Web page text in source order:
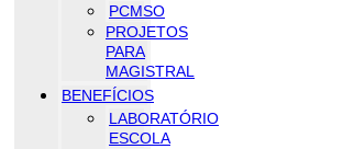
PCMSO
PROJETOS
PARA
MAGISTRAL
BENEFÍCIOS
LABORATÓRIO
ESCOLA